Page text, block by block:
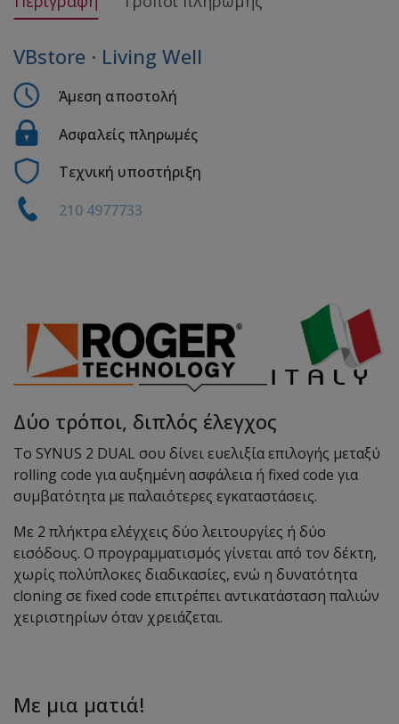
VBstore · Living Well
Άμεση αποστολή
Ασφαλείς πληρωμές
Τεχνική υποστήριξη
210 4977733
Δύο τρόποι, διπλός έλεγχος
Το SYNUS 2 DUAL σου δίνει ευελιξία επιλογής μεταξύ
rolling code για αυξημένη ασφάλεια ή fixed code για
συμβατότητα με παλαιότερες εγκαταστάσεις.
Με 2 πλήκτρα ελέγχεις δύο λειτουργίες ή δύο
εισόδους. Ο προγραμματισμός γίνεται από τον δέκτη,
χωρίς πολύπλοκες διαδικασίες, ενώ η δυνατότητα
cloning σε fixed code επιτρέπει αντικατάσταση παλιών
χειριστηρίων όταν χρειάζεται.
Με μια ματιά!